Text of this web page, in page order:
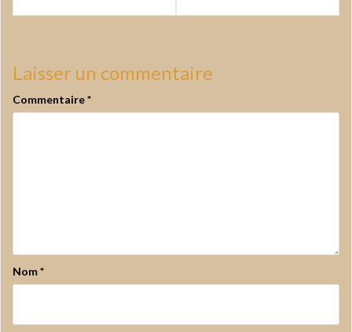
l’article
Laisser un commentaire
Commentaire*
Nom*